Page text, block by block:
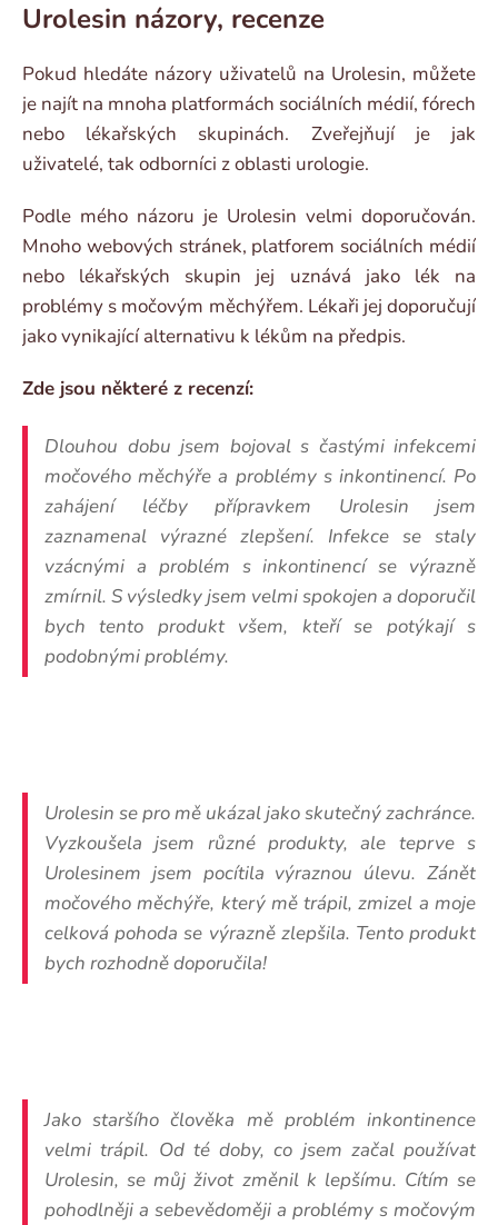
Urolesin názory, recenze
Pokud hledáte názory uživatelů na Urolesin, můžete
je najít na mnoha platformách sociálních médií, fórech
nebo lékařských skupinách. Zveřejňují je jak
uživatelé, tak odborníci z oblasti urologie.
Podle mého názoru je Urolesin velmi doporučován.
Mnoho webových stránek, platforem sociálních médií
nebo lékařských skupin jej uznává jako lék na
problémy s močovým měchýřem. Lékaři jej doporučují
jako vynikající alternativu k lékům na předpis.
Zde jsou některé z recenzí:
Dlouhou dobu jsem bojoval s častými infekcemi
močového měchýře a problémy s inkontinencí. Po
zahájení léčby přípravkem Urolesin jsem
zaznamenal výrazné zlepšení. Infekce se staly
vzácnými a problém s inkontinencí se výrazně
zmírnil. S výsledky jsem velmi spokojen a doporučil
bych tento produkt všem, kteří se potýkají s
podobnými problémy.
Urolesin se pro mě ukázal jako skutečný zachránce.
Vyzkoušela jsem různé produkty, ale teprve s
Urolesinem jsem pocítila výraznou úlevu. Zánět
močového měchýře, který mě trápil, zmizel a moje
celková pohoda se výrazně zlepšila. Tento produkt
bych rozhodně doporučila!
Jako staršího člověka mě problém inkontinence
velmi trápil. Od té doby, co jsem začal používat
Urolesin, se můj život změnil k lepšímu. Cítím se
pohodlněji a sebevědoměji a problémy s močovým